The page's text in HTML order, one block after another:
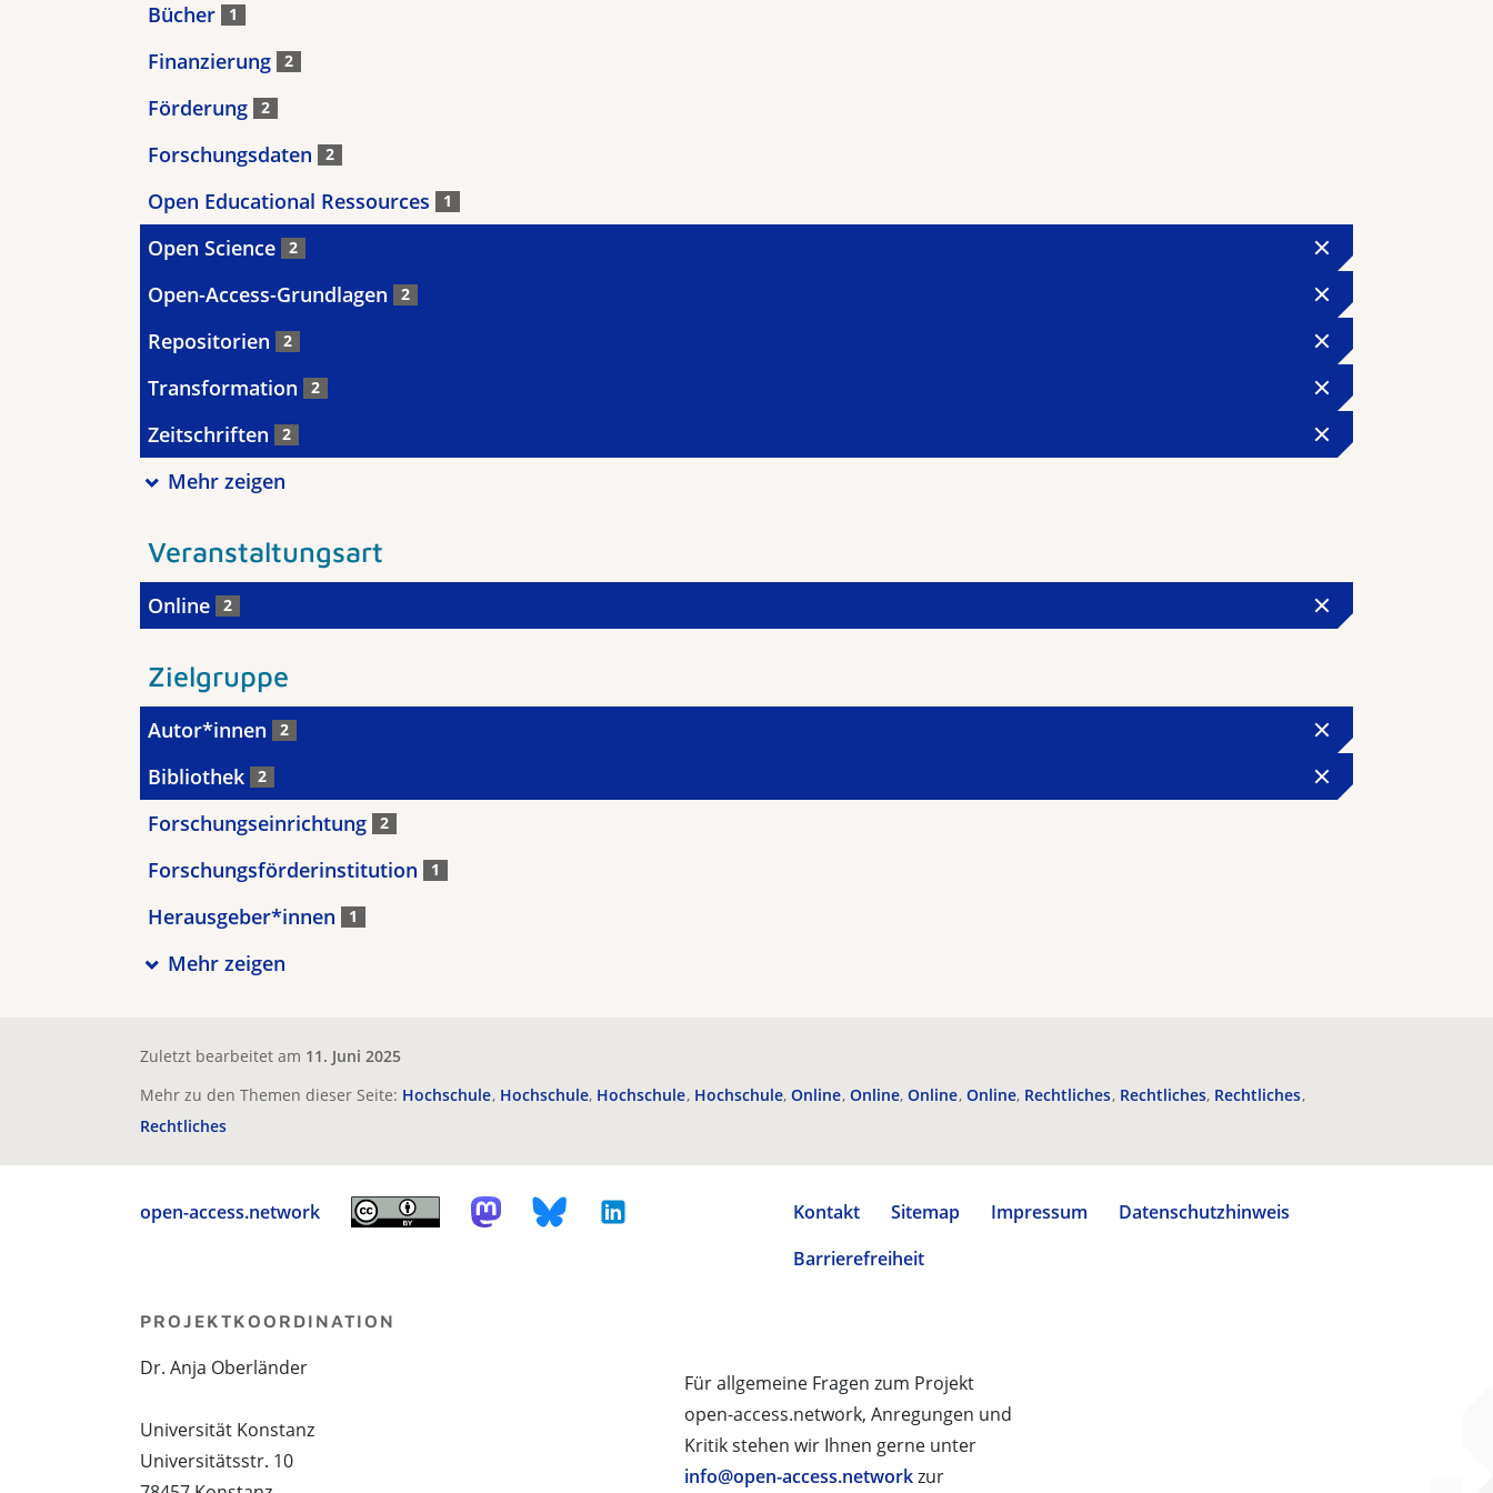
Bücher 1
Finanzierung 2
Förderung 2
Forschungsdaten 2
Open Educational Ressources 1
Open Science 2
Open-Access-Grundlagen 2
Repositorien 2
Transformation 2
Zeitschriften 2
Mehr zeigen
Veranstaltungsart
Online 2
Zielgruppe
Autor*innen 2
Bibliothek 2
Forschungseinrichtung 2
Forschungsförderinstitution 1
Herausgeber*innen 1
Mehr zeigen
Zuletzt bearbeitet am 11. Juni 2025
Mehr zu den Themen dieser Seite: Hochschule Hochschule Hochschule Hochschule Online Online Online Online Rechtliches Rechtliches Rechtliches
Rechtliches
open-access.network Kontakt Sitemap Impressum
Datenschutzhinweis
Barrierefreiheit
Für allgemeine Fragen zum Projekt
open-access.network, Anregungen und
Kritik stehen wir Ihnen gerne unter
info@open-access.networkzur
PROJEKTKOORDINATION
Dr. Anja Oberländer
Universität Konstanz
Universitätsstr. 10